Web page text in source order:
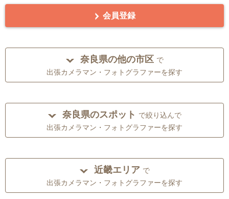
会員登録
奈良県の他の市区 で
出張カメラマン・フォトグラファーを探す
奈良県のスポット で絞り込んで
出張カメラマン・フォトグラファーを探す
近畿エリア で
出張カメラマン・フォトグラファーを探す